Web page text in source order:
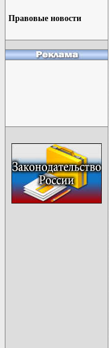
Правовые новости